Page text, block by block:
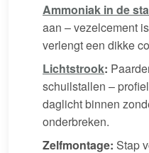
Ammoniak in de
aan – vezelcement
verlengt een dikke
Lichtstrook:
schuilstallen –
daglicht binnen
onderbreken.
Zelfmontage: Stap